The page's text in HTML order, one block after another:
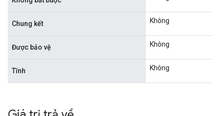
Chung kết Không
Được bảo vệ Không
Tĩnh Không